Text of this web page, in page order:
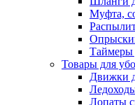
Муфта,
Таймеры
Товары для
Движки
Лопаты